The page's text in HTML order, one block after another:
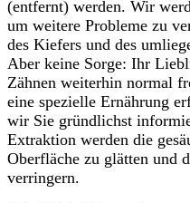
(entfernt) werden. Wir
um weitere Probleme zu
des Kiefers und des
Aber keine Sorge: Ihr
Zähnen weiterhin normal
eine spezielle Ernährung
wir Sie gründlichst
Extraktion werden die
Oberfläche zu glätten und
verringern.